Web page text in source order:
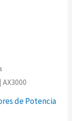
de Potencia